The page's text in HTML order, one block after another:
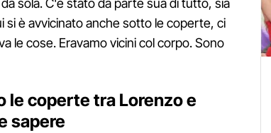
sola. C'è stato da parte sua di tutto, sia
si è avvicinato anche sotto le coperte, ci
le cose. Eravamo vicini col corpo. Sono
le coperte tra Lorenzo e
sapere